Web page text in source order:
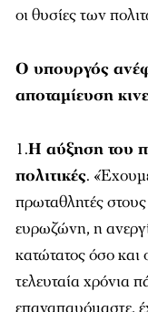
οι θυσίες των
Ο υπουργός
αποταμίευση
1.Η αύξηση του
πολιτικές.
πρωταθλητές
ευρωζώνη, η
κατώτατος όσο και
τελευταία χρόνια
επαναπαυόμαστε,